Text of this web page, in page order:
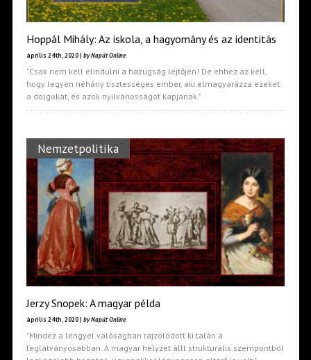
Hoppál Mihály: Az iskola, a hagyomány és az identitás
április 24th, 2020 | by Napút Online
"Csak nem kell elindulni a hazugság lejtőjén! De ehhez az kell,
hogy legyen néhány tisztességes ember, aki elmagyarázza ezeket
a dolgokat, és azok nyilvánosságot kapjanak."
Nemzetpolitika
Jerzy Snopek: A magyar példa
április 24th, 2020 | by Napút Online
"Mindez a lengyel valóságban rajzolódott ki talán a
leglátványosabban. A magyar helyzet állt strukturális szempontból